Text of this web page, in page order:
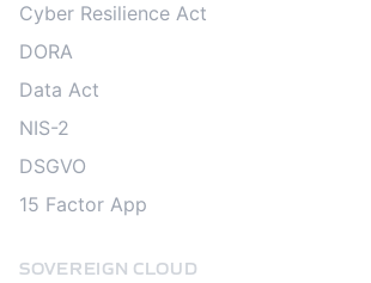
Cyber Resilience Act
DORA
Data Act
NIS-2
DSGVO
15 Factor App
SOVEREIGN CLOUD